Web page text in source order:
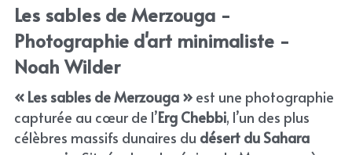
Les sables de Merzouga -
Photographie d'art minimaliste -
Noah Wilder
« Les sables de Merzouga » est une photographie
capturée au cœur de l’Erg Chebbi, l’un des plus
célèbres massifs dunaires du désert du Sahara